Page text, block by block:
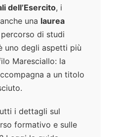
dell’Esercito, i
una laurea
di studi
uno degli aspetti più
Maresciallo: la
a un titolo
i dettagli sul
formativo e sulle